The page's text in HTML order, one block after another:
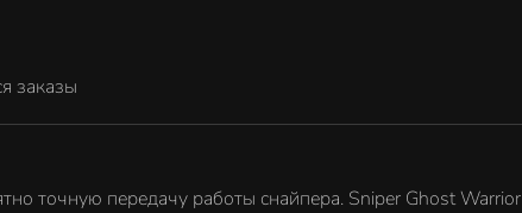
заказы
точную передачу работы снайпера. Sniper Ghost